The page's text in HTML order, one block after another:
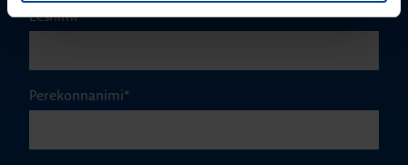
Eesnimi*
Perekonnanimi*